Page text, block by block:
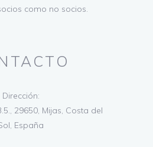
como no socios.
Dirección:
29650, Mijas, Costa del
España